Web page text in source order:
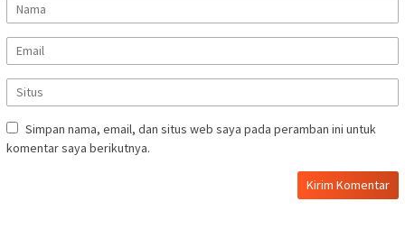
Simpan nama, email, dan situs web saya pada peramban ini untuk
komentar saya berikutnya.